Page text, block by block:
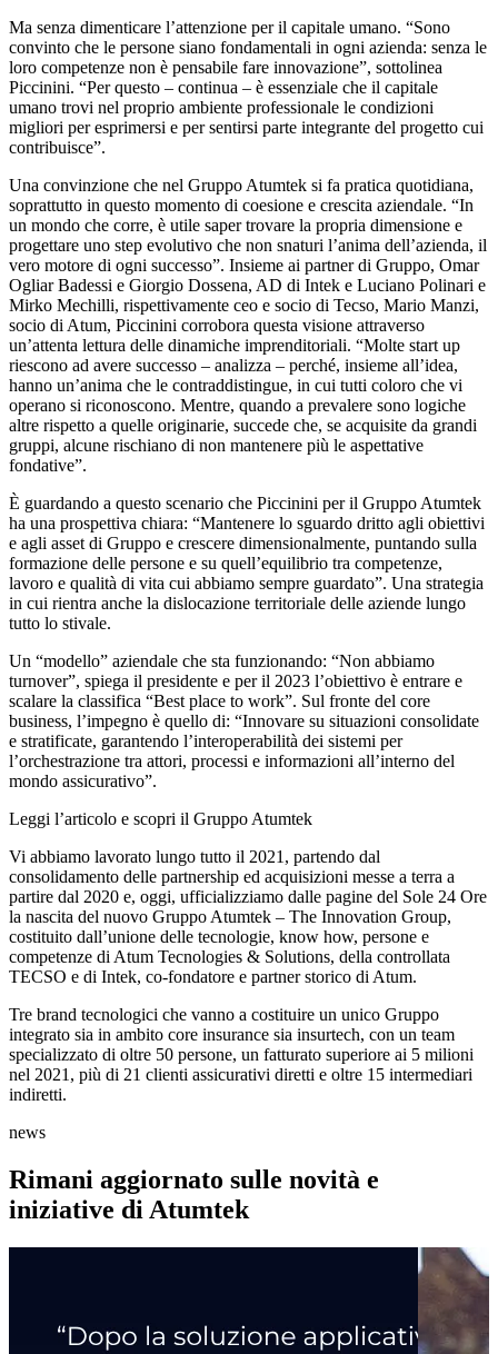
Ma senza dimenticare l’attenzione per il capitale umano. “Sono
convinto che le persone siano fondamentali in ogni azienda: senza le
loro competenze non è pensabile fare innovazione”, sottolinea
Piccinini. “Per questo – continua – è essenziale che il capitale
umano trovi nel proprio ambiente professionale le condizioni
migliori per esprimersi e per sentirsi parte integrante del progetto cui
contribuisce”.
Una convinzione che nel Gruppo Atumtek si fa pratica quotidiana,
soprattutto in questo momento di coesione e crescita aziendale. “In
un mondo che corre, è utile saper trovare la propria dimensione e
progettare uno step evolutivo che non snaturi l’anima dell’azienda, il
vero motore di ogni successo”. Insieme ai partner di Gruppo, Omar
Ogliar Badessi e Giorgio Dossena, AD di Intek e Luciano Polinari e
Mirko Mechilli, rispettivamente ceo e socio di Tecso, Mario Manzi,
socio di Atum, Piccinini corrobora questa visione attraverso
un’attenta lettura delle dinamiche imprenditoriali. “Molte start up
riescono ad avere successo – analizza – perché, insieme all’idea,
hanno un’anima che le contraddistingue, in cui tutti coloro che vi
operano si riconoscono. Mentre, quando a prevalere sono logiche
altre rispetto a quelle originarie, succede che, se acquisite da grandi
gruppi, alcune rischiano di non mantenere più le aspettative
fondative”.
È guardando a questo scenario che Piccinini per il Gruppo Atumtek
ha una prospettiva chiara: “Mantenere lo sguardo dritto agli obiettivi
e agli asset di Gruppo e crescere dimensionalmente, puntando sulla
formazione delle persone e su quell’equilibrio tra competenze,
lavoro e qualità di vita cui abbiamo sempre guardato”. Una strategia
in cui rientra anche la dislocazione territoriale delle aziende lungo
tutto lo stivale.
Un “modello” aziendale che sta funzionando: “Non abbiamo
turnover”, spiega il presidente e per il 2023 l’obiettivo è entrare e
scalare la classifica “Best place to work”. Sul fronte del core
business, l’impegno è quello di: “Innovare su situazioni consolidate
e stratificate, garantendo l’interoperabilità dei sistemi per
l’orchestrazione tra attori, processi e informazioni all’interno del
mondo assicurativo”.
Leggi l’articolo e scopri il Gruppo Atumtek
Vi abbiamo lavorato lungo tutto il 2021, partendo dal
consolidamento delle partnership ed acquisizioni messe a terra a
partire dal 2020 e, oggi, ufficializziamo dalle pagine del Sole 24 Ore
la nascita del nuovo Gruppo Atumtek – The Innovation Group,
costituito dall’unione delle tecnologie, know how, persone e
competenze di Atum Tecnologies & Solutions, della controllata
TECSO e di Intek, co-fondatore e partner storico di Atum.
Tre brand tecnologici che vanno a costituire un unico Gruppo
integrato sia in ambito core insurance sia insurtech, con un team
specializzato di oltre 50 persone, un fatturato superiore ai 5 milioni
nel 2021, più di 21 clienti assicurativi diretti e oltre 15 intermediari
indiretti.
news
Rimani aggiornato sulle novità e
iniziative di Atumtek